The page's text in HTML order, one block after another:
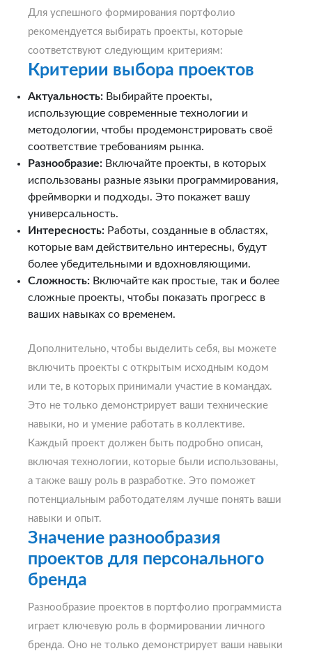
Для успешного формирования портфолио
рекомендуется выбирать проекты, которые
соответствуют следующим критериям:
Критерии выбора проектов
Актуальность: Выбирайте проекты,
использующие современные технологии и
методологии, чтобы продемонстрировать своё
соответствие требованиям рынка.
Разнообразие: Включайте проекты, в которых
использованы разные языки программирования,
фреймворки и подходы. Это покажет вашу
универсальность.
Интересность: Работы, созданные в областях,
которые вам действительно интересны, будут
более убедительными и вдохновляющими.
Сложность: Включайте как простые, так и более
сложные проекты, чтобы показать прогресс в
ваших навыках со временем.
Дополнительно, чтобы выделить себя, вы можете
включить проекты с открытым исходным кодом
или те, в которых принимали участие в командах.
Это не только демонстрирует ваши технические
навыки, но и умение работать в коллективе.
Каждый проект должен быть подробно описан,
включая технологии, которые были использованы,
а также вашу роль в разработке. Это поможет
потенциальным работодателям лучше понять ваши
навыки и опыт.
Значение разнообразия
проектов для персонального
бренда
Разнообразие проектов в портфолио программиста
играет ключевую роль в формировании личного
бренда. Оно не только демонстрирует ваши навыки